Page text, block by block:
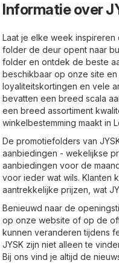
Informatie over
Laat je elke week
folder de deur opent naar
folder en ontdek de beste
beschikbaar op onze site
loyaliteitskortingen en vele
bevatten een breed scala
een breed assortiment
winkelbestemming maakt in
De promotiefolders van
aanbiedingen - wekelijkse
aanbiedingen voor de
voor ieder wat wils. Klanten
aantrekkelijke prijzen, wat
Benieuwd naar de
op onze website of op de
kunnen veranderen tijdens
JYSK zijn niet alleen te
Bij ons vind je altijd de